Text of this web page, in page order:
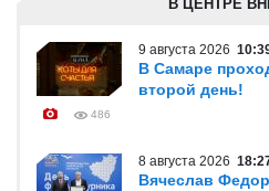
В ЦЕНТРЕ
9 августа 2026
В Самаре
второй день!
486
8 августа 2026
Вячеслав